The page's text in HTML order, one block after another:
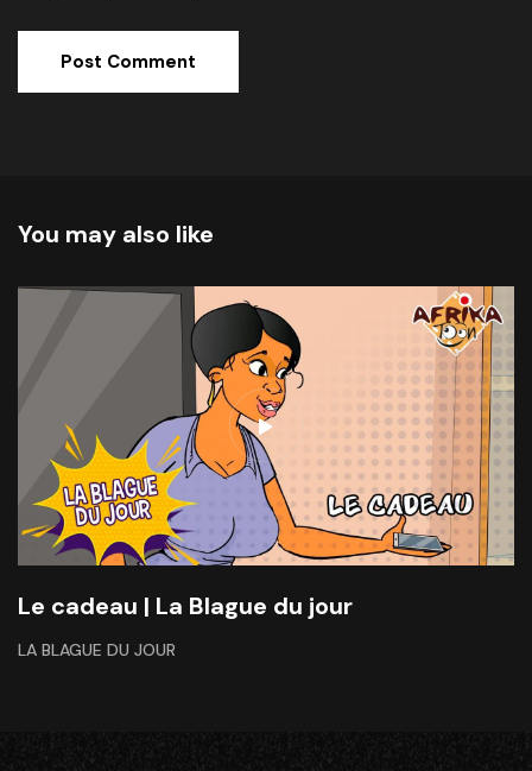
You may also like
Le cadeau | La Blague du jour
LA BLAGUE DU JOUR